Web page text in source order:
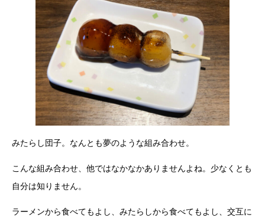
みたらし団子。なんとも夢のような組み合わせ。
こんな組み合わせ、他ではなかなかありませんよね。少なくとも
自分は知りません。
ラーメンから食べてもよし、みたらしから食べてもよし、交互に